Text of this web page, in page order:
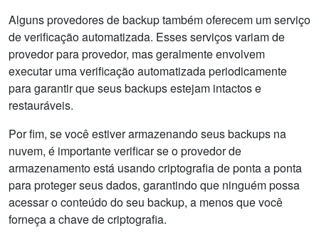
Alguns provedores de backup também oferecem um serviço
de verificação automatizada. Esses serviços variam de
provedor para provedor, mas geralmente envolvem
executar uma verificação automatizada periodicamente
para garantir que seus backups estejam intactos e
restauráveis.
Por fim, se você estiver armazenando seus backups na
nuvem, é importante verificar se o provedor de
armazenamento está usando criptografia de ponta a ponta
para proteger seus dados, garantindo que ninguém possa
acessar o conteúdo do seu backup, a menos que você
forneça a chave de criptografia.